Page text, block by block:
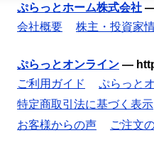
ぷらっとホーム株式会社
会社概要
株主・投資家
ぷらっとオンライン —
ご利用ガイド
ぷらっと
特定商取引法に基づく表示
お客様からの声
ご注文